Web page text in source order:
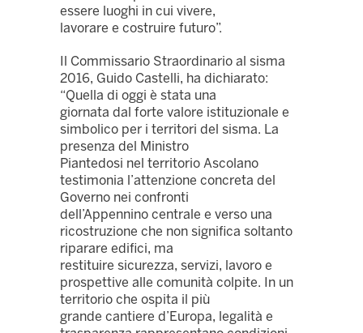
essere luoghi in cui vivere,
lavorare e costruire futuro”.
Il Commissario Straordinario al sisma
2016, Guido Castelli, ha dichiarato:
“Quella di oggi è stata una
giornata dal forte valore istituzionale e
simbolico per i territori del sisma. La
presenza del Ministro
Piantedosi nel territorio Ascolano
testimonia l’attenzione concreta del
Governo nei confronti
dell’Appennino centrale e verso una
ricostruzione che non significa soltanto
riparare edifici, ma
restituire sicurezza, servizi, lavoro e
prospettive alle comunità colpite. In un
territorio che ospita il più
grande cantiere d’Europa, legalità e